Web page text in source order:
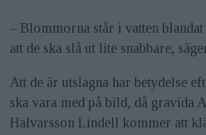
– Blommorna står i vatten
att de ska slå ut lite snabbare,
Att de är utslagna har betydelse
ska vara med på bild, då gravida
Halvarsson Lindell kommer att